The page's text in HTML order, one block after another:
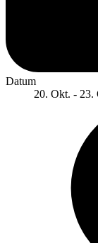
Datum
20. Okt. - 23.